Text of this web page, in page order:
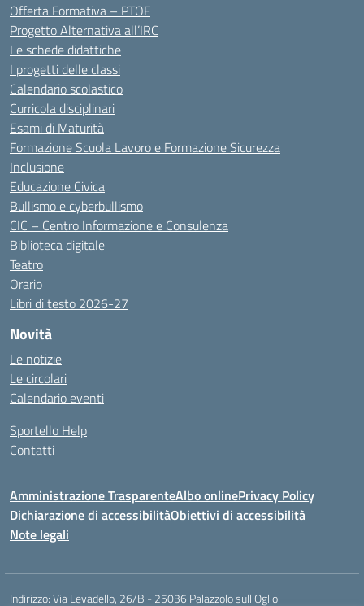
Offerta Formativa – PTOF
Progetto Alternativa all’IRC
Le schede didattiche
I progetti delle classi
Calendario scolastico
Curricola disciplinari
Esami di Maturità
Formazione Scuola Lavoro e Formazione Sicurezza
Inclusione
Educazione Civica
Bullismo e cyberbullismo
CIC – Centro Informazione e Consulenza
Biblioteca digitale
Teatro
Orario
Libri di testo 2026-27
Novità
Le notizie
Le circolari
Calendario eventi
Sportello Help
Contatti
Amministrazione TrasparenteAlbo onlinePrivacy Policy
Dichiarazione di accessibilitàObiettivi di accessibilità
Note legali
Indirizzo:Via Levadello, 26/B - 25036 Palazzolo sull'Oglio